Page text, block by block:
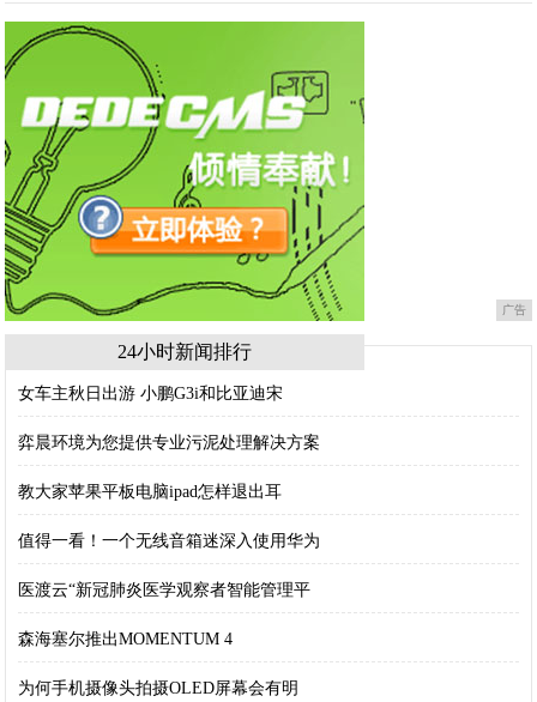
广告
24小时新闻排行
女车主秋日出游 小鹏G3i和比亚迪宋
弈晨环境为您提供专业污泥处理解决方案
教大家苹果平板电脑ipad怎样退出耳
值得一看！一个无线音箱迷深入使用华为
医渡云“新冠肺炎医学观察者智能管理平
森海塞尔推出MOMENTUM 4
为何手机摄像头拍摄OLED屏幕会有明